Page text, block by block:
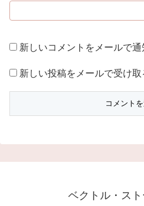
新しいコメントをメールで通
新しい投稿をメールで受け取
ベクトル・ス